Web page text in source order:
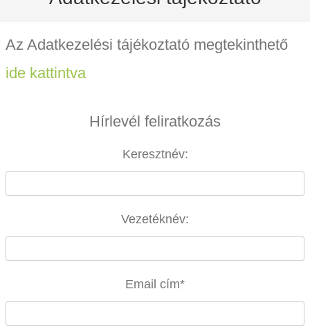
Az Adatkezelési tájékoztató megtekinthető
ide kattintva
Hírlevél feliratkozás
Keresztnév:
Vezetéknév:
Email cím*